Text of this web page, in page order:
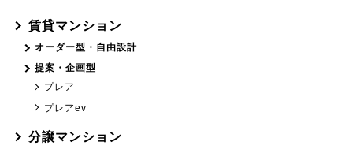
賃貸マンション
オーダー型・自由設計
提案・企画型
プレア
プレアev
分譲マンション